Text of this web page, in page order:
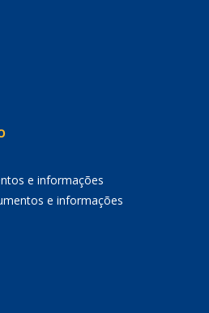
e informações
e informações